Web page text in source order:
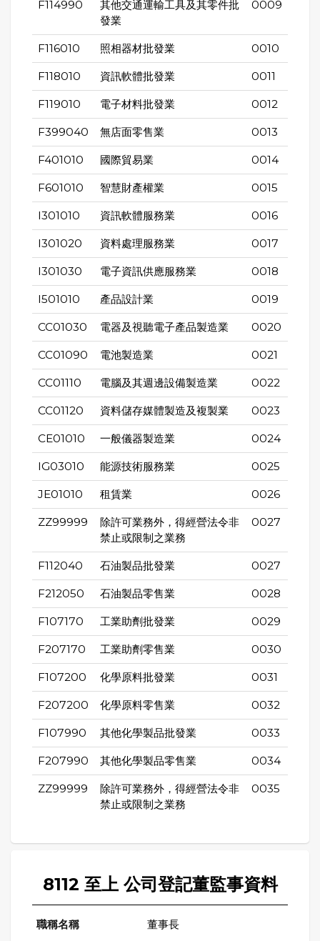
F114990
其他交通運輸工具及其零件批
發業
0009
F116010 照相器材批發業 0010
F118010 資訊軟體批發業 0011
F119010 電子材料批發業 0012
F399040 無店面零售業 0013
F401010 國際貿易業 0014
F601010 智慧財產權業 0015
I301010 資訊軟體服務業 0016
I301020 資料處理服務業 0017
I301030 電子資訊供應服務業 0018
I501010 產品設計業 0019
CC01030 電器及視聽電子產品製造業 0020
CC01090 電池製造業 0021
CC01110 電腦及其週邊設備製造業 0022
CC01120 資料儲存媒體製造及複製業 0023
CE01010 一般儀器製造業 0024
IG03010 能源技術服務業 0025
JE01010 租賃業 0026
ZZ99999
除許可業務外，得經營法令非
禁止或限制之業務
0027
F112040 石油製品批發業 0027
F212050 石油製品零售業 0028
F107170 工業助劑批發業 0029
F207170 工業助劑零售業 0030
F107200 化學原料批發業 0031
F207200 化學原料零售業 0032
F107990 其他化學製品批發業 0033
F207990 其他化學製品零售業 0034
ZZ99999
除許可業務外，得經營法令非
禁止或限制之業務
0035
8112 至上 公司登記董監事資料
董事長